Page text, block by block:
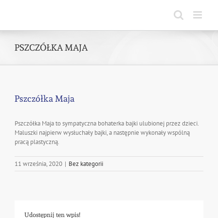
PSZCZÓŁKA MAJA
Pszczółka Maja
Pszczółka Maja to sympatyczna bohaterka bajki ulubionej przez dzieci.
Maluszki najpierw wysłuchały bajki, a następnie wykonały wspólną
pracą plastyczną.
11 września, 2020 | Bez kategorii
Udostępnij ten wpis!